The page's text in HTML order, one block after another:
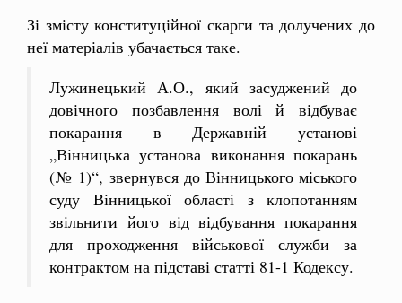
Зі змісту конституційної скарги та долучених до
неї матеріалів убачається таке.
Лужинецький А.О., який засуджений до
довічного позбавлення волі й відбуває
покарання в Державній установі
„Вінницька установа виконання покарань
(№ 1)“, звернувся до Вінницького міського
суду Вінницької області з клопотанням
звільнити його від відбування покарання
для проходження військової служби за
контрактом на підставі статті 81-1 Кодексу.